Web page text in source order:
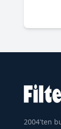
2004'ten